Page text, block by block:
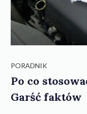
PORADNIK
Po co
Garść faktów